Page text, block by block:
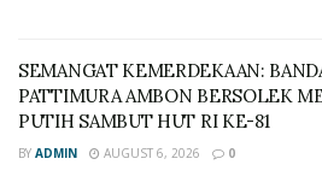
SEMANGAT KEMERDEKAAN:
PATTIMURA AMBON BERSOLEK
PUTIH SAMBUT HUT RI KE-81
BY ADMIN AUGUST 6, 2026 0